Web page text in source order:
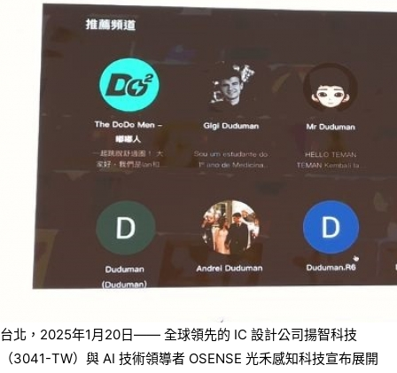
台北，2025年1月20日—— 全球領先的 IC 設計公司揚智科技
（3041-TW）與 AI 技術領導者 OSENSE 光禾感知科技宣布展開